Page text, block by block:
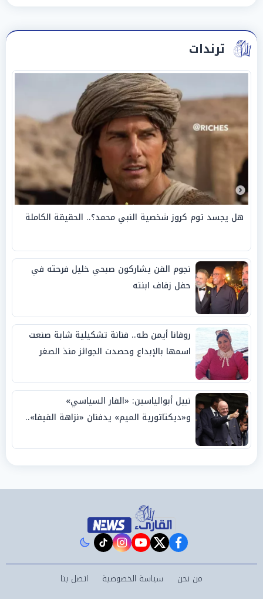
ترندات
هل يجسد توم كروز شخصية النبي محمد؟.. الحقيقة الكاملة
نجوم الفن يشاركون صبحي خليل فرحته في
حفل زفاف ابنته
روفانا أيمن طه.. فنانة تشكيلية شابة صنعت
اسمها بالإبداع وحصدت الجوائز منذ الصغر
نبيل أبوالياسين: «الفار السياسي»
و«ديكتاتورية الميم» يدفنان «نزاهة الفيفا»..
facebook
twitter
youtube
instagram
tiktok
من نحن سياسة الخصوصية اتصل بنا